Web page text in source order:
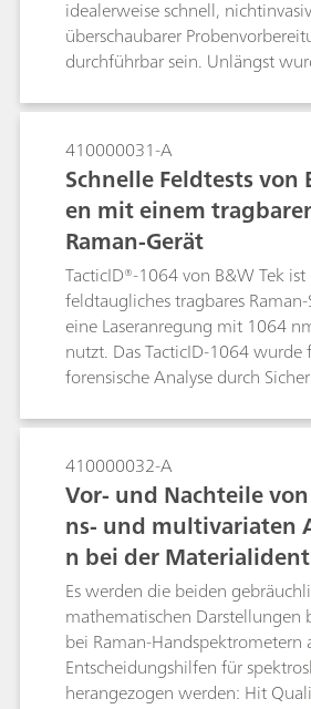
idealerweise schnell,
überschaubarer
durchführbar sein. Unlängst
und die Transmissions-Raman-
alternative Methoden für die
zerstörungsfreie Online- und
Einheitlichkeit des
Probenvorbereitung entdeckt.
schnell und zerstörungsfrei
Transmissions-NIR-
dass sie eine schlechte
bietet und anfällig gegenüber
der Testumgebung ist. Die
Raman-Spektroskopie hat sich
mit der chemometrischen
aufgrund ihrer hohen
der Einheitlichkeit des
Besonders hilfreich hat sie sich
Untersuchung komplexer
Formulierungen erwiesen, die
Komponenten enthalten.
410000031-A
Schnelle Feldtests von
en mit einem
Raman-Gerät
TacticID®-1064 von B&W Tek
feldtaugliches tragbares
eine Laseranregung mit 1064
nutzt. Das TacticID-1064 wurde
forensische Analyse durch
entwickelt und reduziert die
erheblich, sodass Benutzer
Straßenproben wie Ecstasy-
Vielzahl von Farben und
identifizieren können.
410000032-A
Vor- und Nachteile
ns- und multivariaten
n bei der
ittels
Es werden die beiden
mathematischen Darstellungen
bei Raman-Handspektrometern
Entscheidungshilfen für
herangezogen werden: Hit